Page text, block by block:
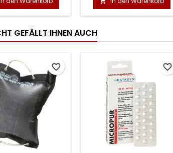
GEFÄLLT IHNEN AUCH
favorite_border favorite_border